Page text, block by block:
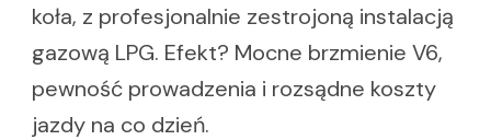
koła, z profesjonalnie zestrojoną instalacją
gazową LPG. Efekt? Mocne brzmienie V6,
pewność prowadzenia i rozsądne koszty
jazdy na co dzień.